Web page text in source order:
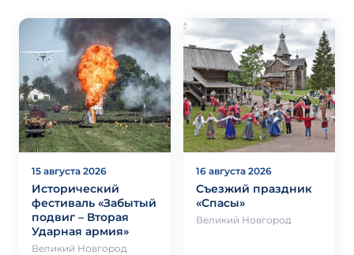
15 августа 2026
Исторический
фестиваль «Забытый
подвиг – Вторая
Ударная армия»
Великий Новгород
16 августа 2026
Съезжий праздник
«Спасы»
Великий Новгород